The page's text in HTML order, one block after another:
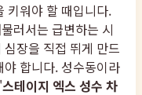
키워야 할 때입니다.
러서는 급변하는 시
장을 직접 뛰게 만드
합니다. 성수동이라
스테이지 엑스 성수 차